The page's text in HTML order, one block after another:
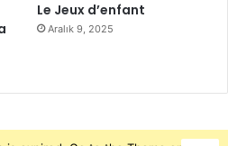
Le Jeux d’enfant
Aralık 9, 2025